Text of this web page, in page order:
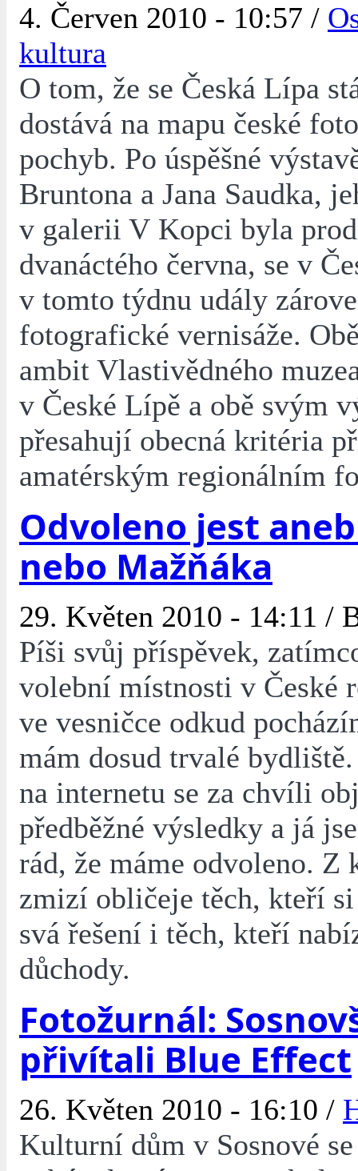
4. Červen 2010 - 10:57 /
kultura
O tom, že se Česká Lípa
dostává na mapu české
pochyb. Po úspěšné
Bruntona a Jana Saudka,
v galerii V Kopci byla
dvanáctého června, se v
v tomto týdnu udály
fotografické vernisáže.
ambit Vlastivědného
v České Lípě a obě svým
přesahují obecná kritéria
amatérským regionálním
Odvoleno jest
nebo Mažňáka
29. Květen 2010 - 14:11 /
Píši svůj příspěvek,
volební místnosti v České
ve vesničce odkud
mám dosud trvalé
na internetu se za chvíli
předběžné výsledky a já
rád, že máme odvoleno. Z
zmizí obličeje těch, kteří
svá řešení i těch, kteří
důchody.
Fotožurnál:
přivítali Blue Effect
26. Květen 2010 - 16:10 /
Kulturní dům v Sosnové